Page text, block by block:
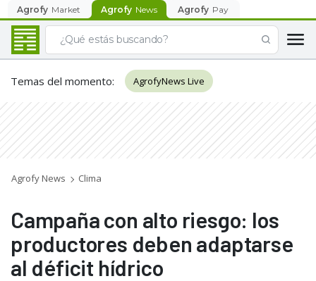
Agrofy Market Agrofy News Agrofy Pay
Temas del momento: AgrofyNews Live
Agrofy News Clima
Campaña con alto riesgo: los
productores deben adaptarse
al déficit hídrico